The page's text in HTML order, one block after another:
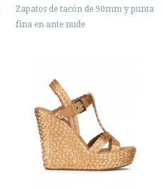
Zapatos de tacón de 90mm y punta
fina en ante nude